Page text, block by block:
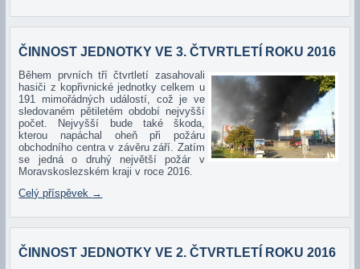
ČINNOST JEDNOTKY VE 3. ČTVRTLETÍ ROKU 2016
Během prvních tří čtvrtletí zasahovali
hasiči z kopřivnické jednotky celkem u
191 mimořádných událostí, což je ve
sledovaném pětiletém období nejvyšší
počet. Nejvyšší bude také škoda,
kterou napáchal oheň při požáru
obchodního centra v závěru září. Zatím
se jedná o druhý největší požár v
Moravskoslezském kraji v roce 2016.
Celý příspěvek →
ČINNOST JEDNOTKY VE 2. ČTVRTLETÍ ROKU 2016